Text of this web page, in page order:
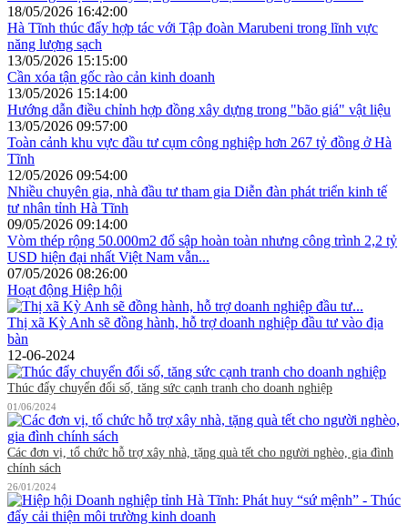
18/05/2026 16:42:00
Hà Tĩnh thúc đẩy hợp tác với Tập đoàn Marubeni trong lĩnh vực
năng lượng sạch
13/05/2026 15:15:00
Cần xóa tận gốc rào cản kinh doanh
13/05/2026 15:14:00
Hướng dẫn điều chỉnh hợp đồng xây dựng trong "bão giá" vật liệu
13/05/2026 09:57:00
Toàn cảnh khu vực đầu tư cụm công nghiệp hơn 267 tỷ đồng ở Hà
Tĩnh
12/05/2026 09:54:00
Nhiều chuyên gia, nhà đầu tư tham gia Diễn đàn phát triển kinh tế
tư nhân tỉnh Hà Tĩnh
09/05/2026 09:14:00
Vòm thép rộng 50.000m2 đổ sập hoàn toàn nhưng công trình 2,2 tỷ
USD hiện đại nhất Việt Nam vẫn...
07/05/2026 08:26:00
Hoạt động Hiệp hội
Thị xã Kỳ Anh sẽ đồng hành, hỗ trợ doanh nghiệp đầu tư vào địa
bàn
12-06-2024
Thúc đẩy chuyển đổi số, tăng sức cạnh tranh cho doanh nghiệp
01/06/2024
Các đơn vị, tổ chức hỗ trợ xây nhà, tặng quà tết cho người nghèo, gia đình
chính sách
26/01/2024